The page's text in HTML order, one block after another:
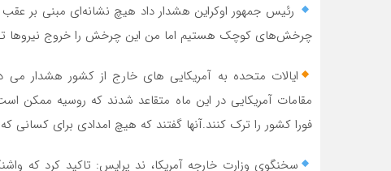
رئیس جمهور اوکراین هشدار داد هیچ نشانه‌ای مبنی بر
چرخش‌های کوچک هستیم اما من این چرخش را خروج نیروها
ایالات متحده به آمریکایی های خارج از کشور هشدار می
مقامات آمریکایی در این ماه متقاعد شدند که روسیه ممکن
فورا کشور را ترک کنند.آنها گفتند که هیچ امدادی برای کسانی
سخنگوی وزارت خارجه آمریکا، ند پرایس: تاکید کرد که